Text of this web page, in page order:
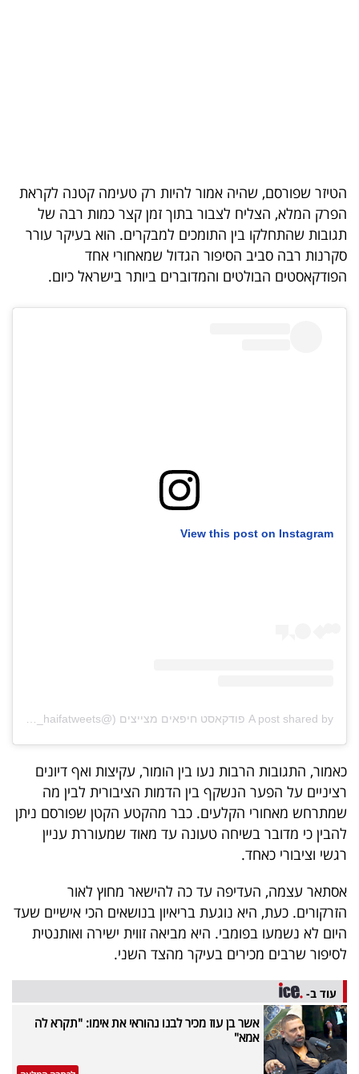
5
המילון
הכלכלי
פודקאסט
דרושים
פרסמו
באייס
עקבו
אחרינו:
הטיזר שפורסם, שהיה אמור להיות רק טעימה קטנה לקראת
הפרק המלא, הצליח לצבור בתוך זמן קצר כמות רבה של
תגובות שהתחלקו בין התומכים למבקרים. הוא בעיקר עורר
סקרנות רבה סביב הסיפור הגדול שמאחורי אחד
הפודקאסטים הבולטים והמדוברים ביותר בישראל כיום.
View this post on Instagram
כאמור, התגובות הרבות נעו בין הומור, עקיצות ואף דיונים
רציניים על הפער הנשקף בין הדמות הציבורית לבין מה
שמתרחש מאחורי הקלעים. כבר מהקטע הקטן שפורסם ניתן
להבין כי מדובר בשיחה טעונה עד מאוד שמעוררת עניין
רגשי וציבורי כאחד.
אסתאר עצמה, העדיפה עד כה להישאר מחוץ לאור
הזרקורים. כעת, היא נוגעת בריאיון בנושאים הכי אישיים שעד
היום לא נשמעו בפומבי. היא מביאה זווית ישירה ואותנטית
לסיפור שרבים מכירים בעיקר מהצד השני.
עוד ב-
אשר בן עוז מכיר לבנו נהוראי את אימו: "תקרא לה
אמא"